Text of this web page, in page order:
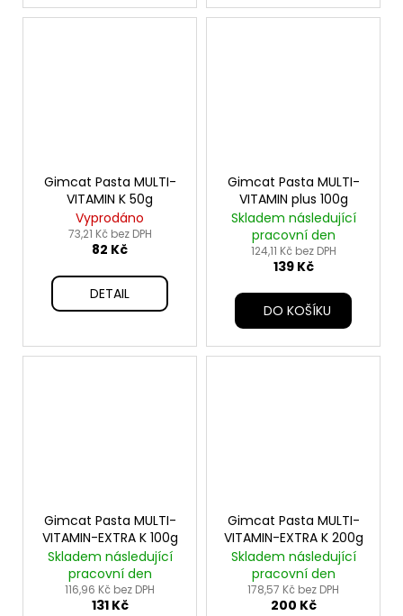
Gimcat Pasta MULTI-
VITAMIN K 50g
Vyprodáno
73,21 Kč bez DPH
82 Kč
DETAIL
Gimcat Pasta MULTI-
VITAMIN plus 100g
Skladem následující
pracovní den
124,11 Kč bez DPH
139 Kč
DO KOŠÍKU
Gimcat Pasta MULTI-
VITAMIN-EXTRA K 100g
Skladem následující
pracovní den
116,96 Kč bez DPH
131 Kč
Gimcat Pasta MULTI-
VITAMIN-EXTRA K 200g
Skladem následující
pracovní den
178,57 Kč bez DPH
200 Kč